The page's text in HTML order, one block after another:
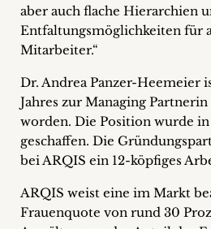
aber auch flache Hierarchien
Entfaltungsmöglichkeiten für
Mitarbeiter.“
Dr. Andrea Panzer-Heemeier
Jahres zur Managing
worden. Die Position wurde
geschaffen. Die
bei ARQIS ein 12-köpfiges
ARQIS weist eine im Markt
Frauenquote von rund 30